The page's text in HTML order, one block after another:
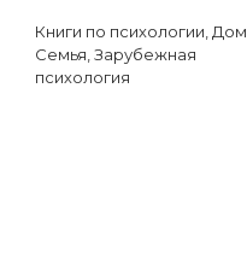
Книги по психологии Дом,
Семья Зарубежная
психология